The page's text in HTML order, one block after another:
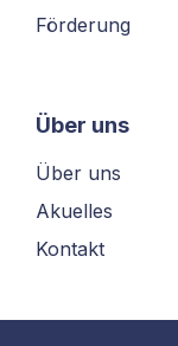
Förderung
Über uns
Über uns
Akuelles
Kontakt